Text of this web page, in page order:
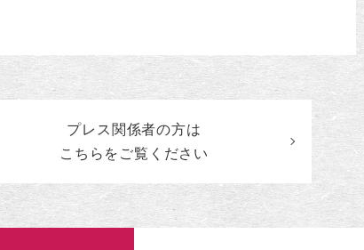
プレス関係者の方は
こちらをご覧ください